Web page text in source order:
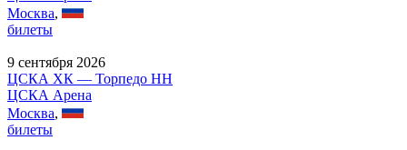
Москва,
билеты
9 сентября 2026
ЦСКА ХК — Торпедо НН
ЦСКА Арена
Москва,
билеты